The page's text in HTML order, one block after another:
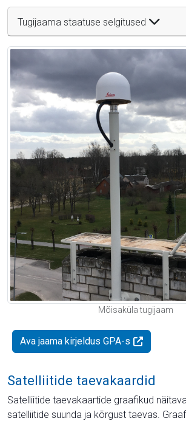
Tugijaama staatuse selgitused
Mõisaküla tugijaam
Ava jaama kirjeldus GPA-s
Satelliitide taevakaardid
Satelliitide taevakaartide graafikud
satelliitide suunda ja kõrgust taevas.